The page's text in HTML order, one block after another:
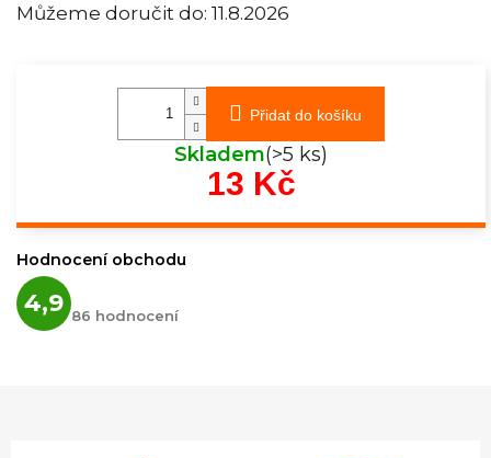
Můžeme doručit do: 11.8.2026
Přidat do košíku
Skladem(>5 ks)
13 KčMěrná
Hodnocení obchodu
4,9 hodnocení
obchodu
86 hodnocení